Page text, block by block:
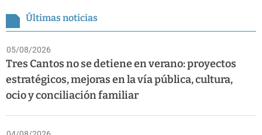
Últimas noticias
05/08/2026
Tres Cantos no se detiene en verano: proyectos
estratégicos, mejoras en la vía pública, cultura,
ocio y conciliación familiar